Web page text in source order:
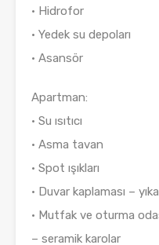
• Hidrofor
• Yedek su depoları
• Asansör
Apartman:
• Su ısıtıcı
• Asma tavan
• Spot ışıkları
• Duvar kaplaması –
• Mutfak ve oturma
– seramik karolar